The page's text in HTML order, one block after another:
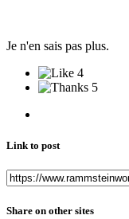
Je n'en sais pas plus.
4
5
Link to post
Share on other sites